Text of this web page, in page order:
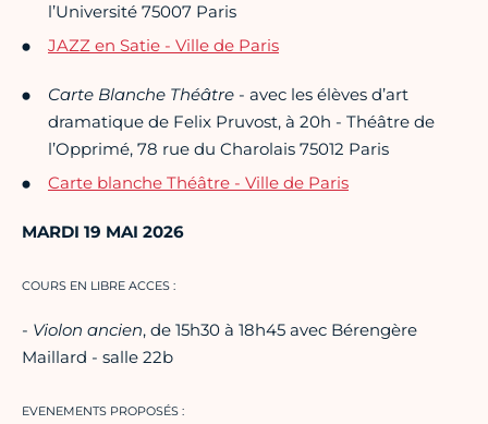
l’Université 75007 Paris
JAZZ en Satie - Ville de Paris
Carte Blanche Théâtre - avec les élèves d’art
dramatique de Felix Pruvost, à 20h - Théâtre de
l’Opprimé, 78 rue du Charolais 75012 Paris
Carte blanche Théâtre - Ville de Paris
MARDI 19 MAI 2026
COURS EN LIBRE ACCES :
- Violon ancien, de 15h30 à 18h45 avec Bérengère
Maillard - salle 22b
EVENEMENTS PROPOSÉS :